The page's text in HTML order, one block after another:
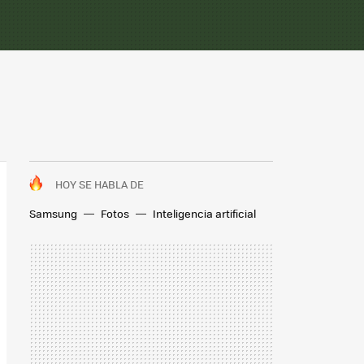
HOY SE HABLA DE
Samsung
Fotos Inteligencia artificial